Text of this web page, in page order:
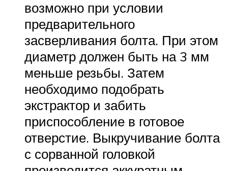
возможно при условии
предварительного
засверливания болта. При этом
диаметр должен быть на 3 мм
меньше резьбы. Затем
необходимо подобрать
экстрактор и забить
приспособление в готовое
отверстие. Выкручивание болта
с сорванной головкой